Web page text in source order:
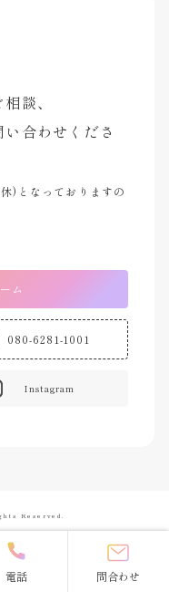
談、
合わせくださ
)となっておりますの
ム
080-6281-1001
Instagram
電話 問合わせ
Reserved.